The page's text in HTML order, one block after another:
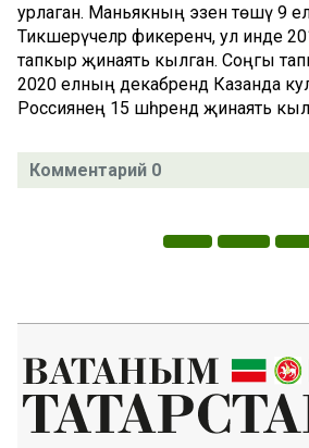
урлаган. Маньякның эзенә төшү 9
Тикшерүчеләр фикеренчә, ул инде
тапкыр җинаять кылган. Соңгы
2020 елның декабрендә Казанда
Россиянең 15 шәһәрендә җинаять
Комментарий 0